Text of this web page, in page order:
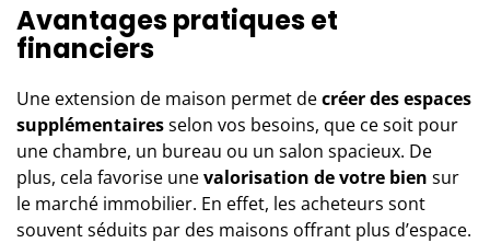
Avantages pratiques et
financiers
Une extension de maison permet decréer des espaces
supplémentairesselon vos besoins, que ce soit pour
une chambre, un bureau ou un salon spacieux. De
plus, cela favorise unevalorisation de votre bien sur
le marché immobilier. En effet, les acheteurs sont
souvent séduits par des maisons offrant plus d’espace.